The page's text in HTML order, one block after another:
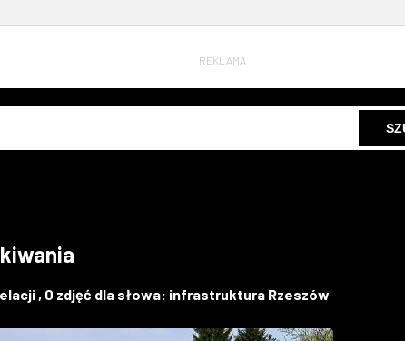
REKLAMA
, 0 zdjęć dla słowa: infrastruktura Rzeszów